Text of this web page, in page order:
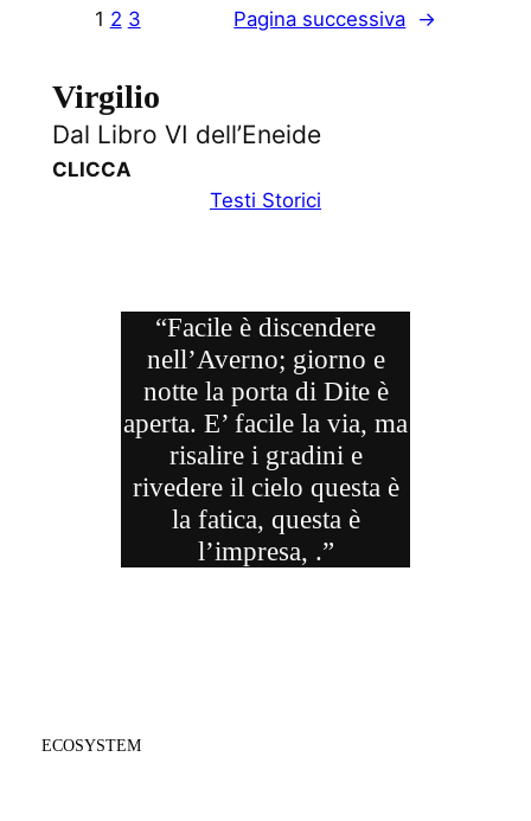
1 2 3 Pagina successiva →
Virgilio
Dal Libro VI dell’Eneide
CLICCA
Testi Storici
“Facile è discendere
nell’Averno; giorno e
notte la porta di Dite è
aperta. E’ facile la via, ma
risalire i gradini e
rivedere il cielo questa è
la fatica, questa è
l’impresa, .”
ECOSYSTEM